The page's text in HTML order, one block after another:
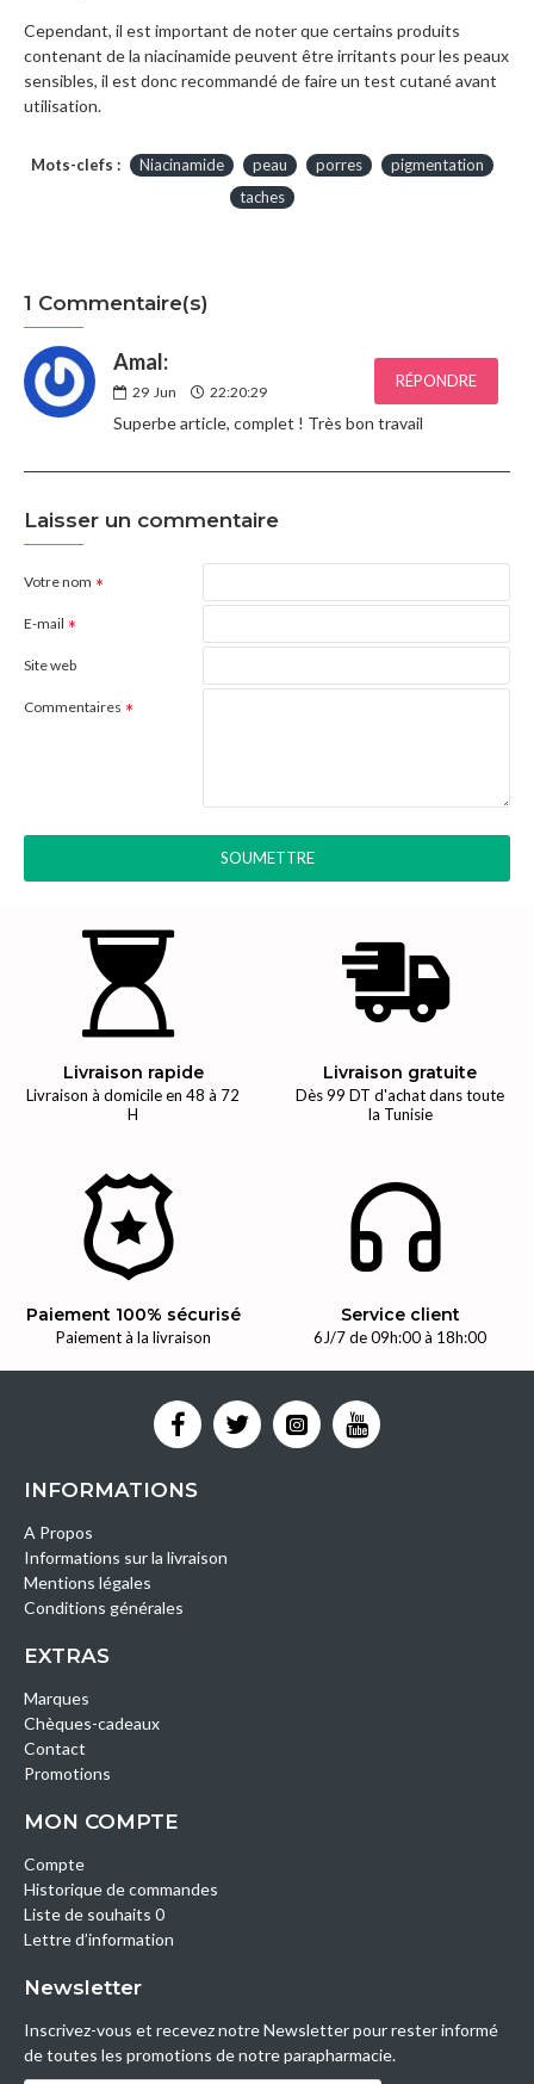
Cependant, il est important de noter que certains produits
contenant de la niacinamide peuvent être irritants pour les peaux
sensibles, il est donc recommandé de faire un test cutané avant
utilisation.
Mots-clefs : Niacinamide peau porres
pigmentation
taches
1 Commentaire(s)
Amal:
29 Jun 22:20:29
RÉPONDRE
Superbe article, complet ! Très bon travail
Laisser un commentaire
Votre nom
E-mail
Site web
Commentaires
SOUMETTRE
Livraison rapide
Livraison à domicile en 48 à 72
H
Livraison gratuite
Dès 99 DT d'achat dans toute
la Tunisie
Paiement 100% sécurisé
Paiement à la livraison
Service client
6J/7 de 09h:00 à 18h:00
INFORMATIONS
A Propos
Informations sur la livraison
Mentions légales
Conditions générales
EXTRAS
Marques
Chèques-cadeaux
Contact
Promotions
MON COMPTE
Compte
Historique de commandes
Liste de souhaits 0
Lettre d’information
Newsletter
Inscrivez-vous et recevez notre Newsletter pour rester informé
de toutes les promotions de notre parapharmacie.